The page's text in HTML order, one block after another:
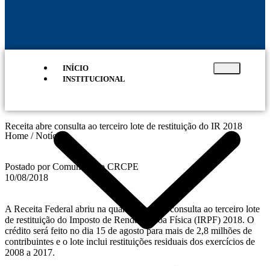
INÍCIO
INSTITUCIONAL
Receita abre consulta ao terceiro lote de restituição do IR 2018
Home / Notícias
Postado por Comunicação CRCPE
10/08/2018
A Receita Federal abriu na quarta-feira (8), consulta ao terceiro lote
de restituição do Imposto de Renda Pessoa Física (IRPF) 2018. O
crédito será feito no dia 15 de agosto para mais de 2,8 milhões de
contribuintes e o lote inclui restituições residuais dos exercícios de
2008 a 2017.